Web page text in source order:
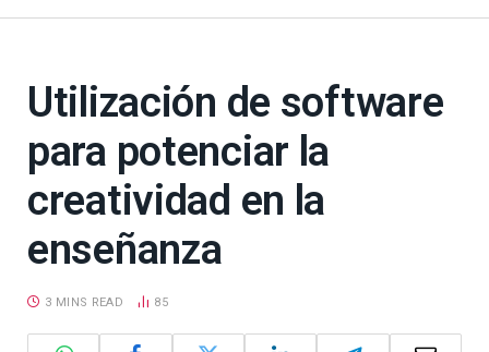
Utilización de software
para potenciar la
creatividad en la
enseñanza
3 MINS READ 85